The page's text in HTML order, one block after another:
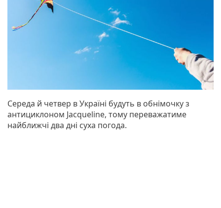
Середа й четвер в Україні будуть в обнімочку з
антициклоном Jacqueline, тому переважатиме
найближчі два дні суха погода.